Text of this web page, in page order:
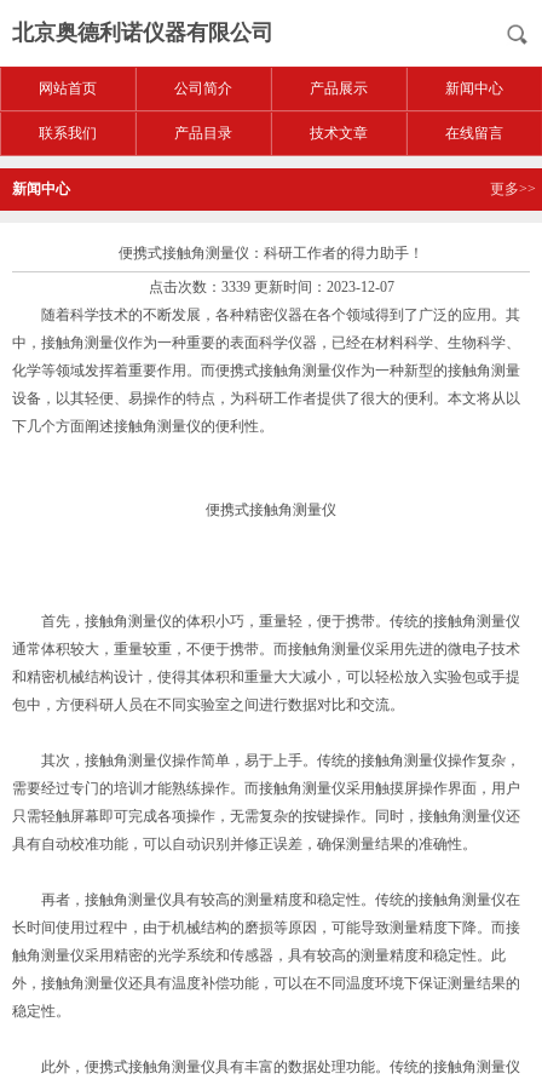
北京奥德利诺仪器有限公司
网站首页 公司简介 产品展示 新闻中心
联系我们 产品目录 技术文章 在线留言
新闻中心 更多>>
便携式接触角测量仪：科研工作者的得力助手！
点击次数：3339 更新时间：2023-12-07
随着科学技术的不断发展，各种精密仪器在各个领域得到了广泛的应用。其
中，接触角测量仪作为一种重要的表面科学仪器，已经在材料科学、生物科学、
化学等领域发挥着重要作用。而便携式接触角测量仪作为一种新型的接触角测量
设备，以其轻便、易操作的特点，为科研工作者提供了很大的便利。本文将从以
下几个方面阐述接触角测量仪的便利性。
便携式接触角测量仪
首先，接触角测量仪的体积小巧，重量轻，便于携带。传统的接触角测量仪
通常体积较大，重量较重，不便于携带。而接触角测量仪采用先进的微电子技术
和精密机械结构设计，使得其体积和重量大大减小，可以轻松放入实验包或手提
包中，方便科研人员在不同实验室之间进行数据对比和交流。
其次，接触角测量仪操作简单，易于上手。传统的接触角测量仪操作复杂，
需要经过专门的培训才能熟练操作。而接触角测量仪采用触摸屏操作界面，用户
只需轻触屏幕即可完成各项操作，无需复杂的按键操作。同时，接触角测量仪还
具有自动校准功能，可以自动识别并修正误差，确保测量结果的准确性。
再者，接触角测量仪具有较高的测量精度和稳定性。传统的接触角测量仪在
长时间使用过程中，由于机械结构的磨损等原因，可能导致测量精度下降。而接
触角测量仪采用精密的光学系统和传感器，具有较高的测量精度和稳定性。此
外，接触角测量仪还具有温度补偿功能，可以在不同温度环境下保证测量结果的
稳定性。
此外，便携式接触角测量仪具有丰富的数据处理功能。传统的接触角测量仪